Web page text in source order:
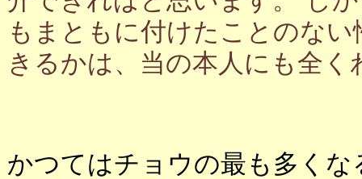
もまともに付けたことのな
きるかは、当の本人にも全く
かつてはチョウの最も多く